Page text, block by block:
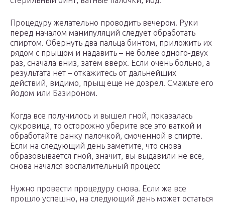
Процедуру желательно проводить вечером. Руки
перед началом манипуляций следует обработать
спиртом. Обернуть два пальца бинтом, приложить их
рядом с прыщом и надавить – не более одного-двух
раз, сначала вниз, затем вверх. Если очень больно, а
результата нет – откажитесь от дальнейших
действий, видимо, прыщ еще не дозрел. Смажьте его
йодом или Базироном.
Когда все получилось и вышел гной, показалась
сукровица, то осторожно уберите все это ваткой и
обработайте ранку палочкой, смоченной в спирте.
Если на следующий день заметите, что снова
образовывается гной, значит, вы выдавили не все,
снова начался воспалительный процесс
Нужно провести процедуру снова. Если же все
прошло успешно, на следующий день может остаться